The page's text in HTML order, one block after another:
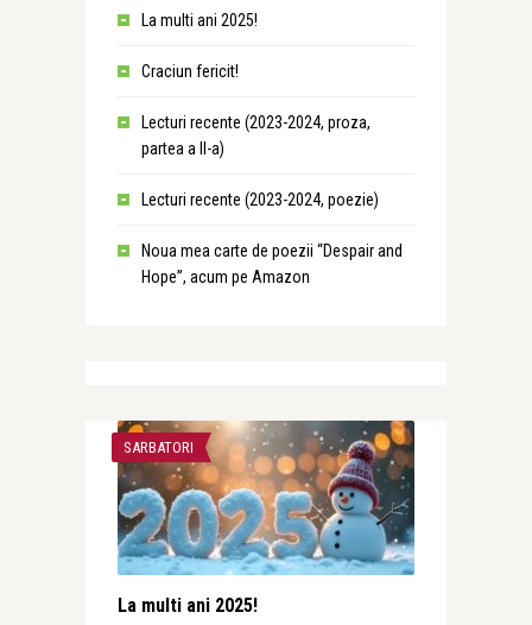
La multi ani 2025!
Craciun fericit!
Lecturi recente (2023-2024, proza,
partea a II-a)
Lecturi recente (2023-2024, poezie)
Noua mea carte de poezii “Despair and
Hope”, acum pe Amazon
SARBATORI
La multi ani 2025!